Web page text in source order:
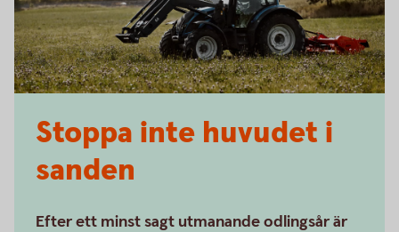
Stoppa inte huvudet i
sanden
Efter ett minst sagt utmanande odlingsår är